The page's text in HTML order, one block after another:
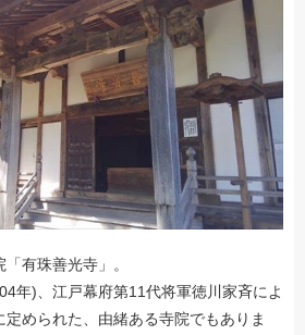
有珠善光寺」。
年)、江戸幕府第11代将軍徳川家斉によ
定められた、由緒ある寺院でもありま